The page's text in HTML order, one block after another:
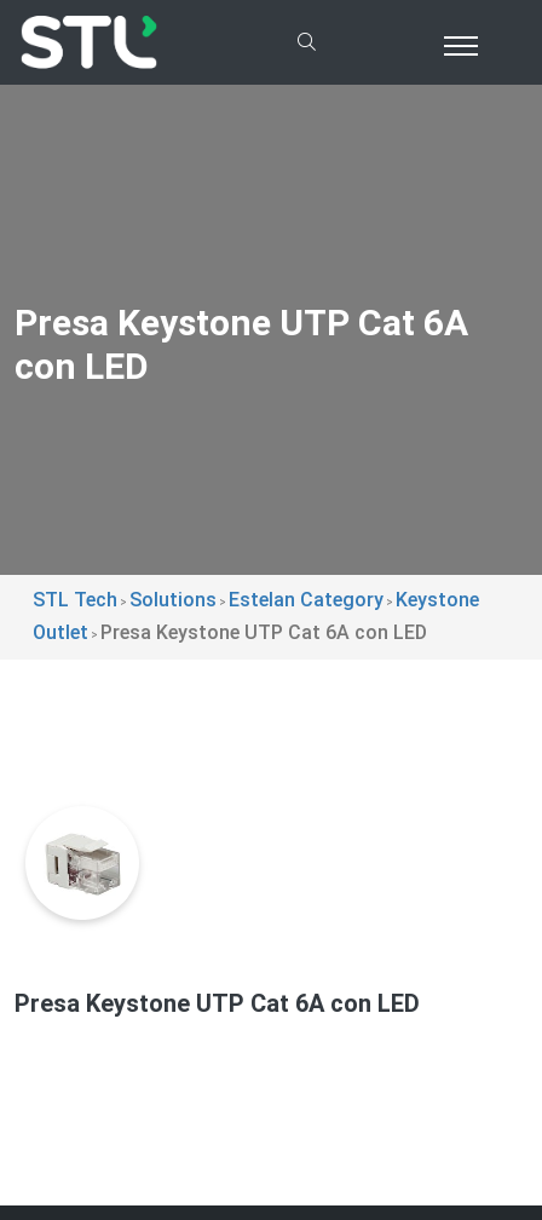
Presa Keystone UTP Cat 6A
con LED
STL Tech > Solutions > Estelan Category > Keystone
Outlet > Presa Keystone UTP Cat 6A con LED
Presa Keystone UTP Cat 6A con LED